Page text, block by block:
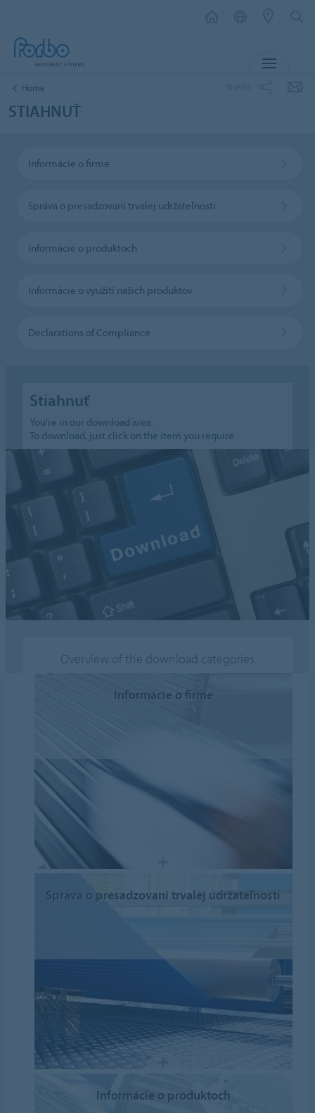
Home
STIAHNUŤ
Informácie o firme
Správa o presadzovaní trvalej udržateľnosti
Informácie o produktoch
Informácie o využití našich produktov
Declarations of Compliance
Stiahnuť
You're in our download area.
To download, just click on the item you require.
Overview of the download categories
Informácie o firme
Správa o presadzovaní trvalej udržateľnosti
Informácie o produktoch